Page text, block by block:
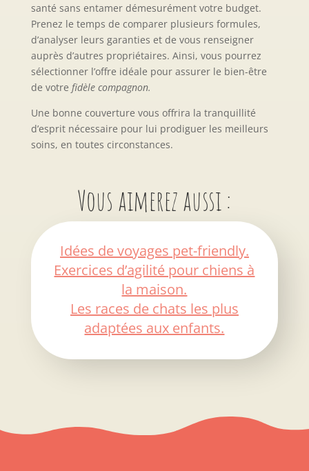
santé sans entamer démesurément votre budget.
Prenez le temps de comparer plusieurs formules,
d’analyser leurs garanties et de vous renseigner
auprès d’autres propriétaires. Ainsi, vous pourrez
sélectionner l’offre idéale pour assurer le bien-être
de votre fidèle compagnon.
Une bonne couverture vous offrira la tranquillité
d’esprit nécessaire pour lui prodiguer les meilleurs
soins, en toutes circonstances.
Vous aimerez aussi :
Idées de voyages pet-friendly.
Exercices d’agilité pour chiens à
la maison.
Les races de chats les plus
adaptées aux enfants.